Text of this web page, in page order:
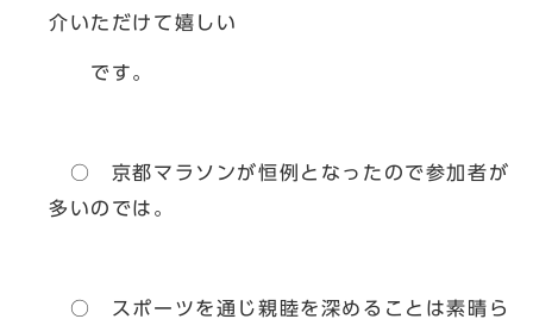
介いただけて嬉しい
です。
○ 京都マラソンが恒例となったので参加者が
多いのでは。
○ スポーツを通じ親睦を深めることは素晴ら